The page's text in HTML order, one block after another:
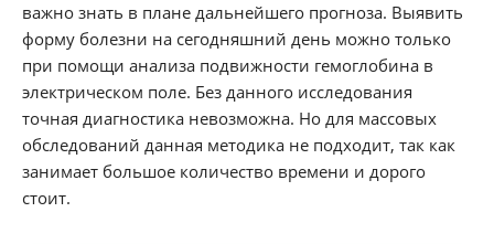
важно знать в плане дальнейшего прогноза. Выявить
форму болезни на сегодняшний день можно только
при помощи анализа подвижности гемоглобина в
электрическом поле. Без данного исследования
точная диагностика невозможна. Но для массовых
обследований данная методика не подходит, так как
занимает большое количество времени и дорого
стоит.